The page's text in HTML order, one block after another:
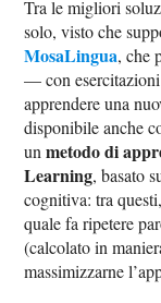
Tra le migliori
solo, visto che
MosaLingua, che
— con
apprendere una
disponibile anche
unmetodo di
Learning, basato
cognitiva: tra
quale fa ripetere
(calcolato in
massimizzarne